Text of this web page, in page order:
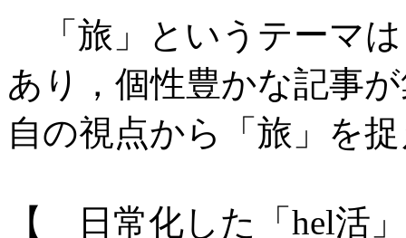
「旅」というテーマ
あり，個性豊かな記事
自の視点から「旅」を
【 日常化した「hel活